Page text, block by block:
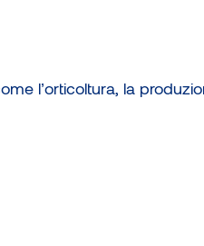
l’orticoltura, la